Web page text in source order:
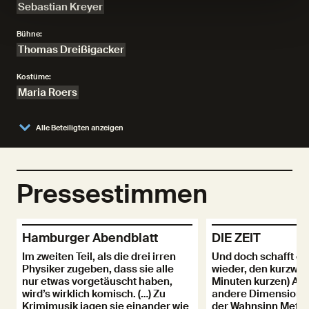
Alle Beteiligten anzeigen
Sebastian Kreyer
Bühne:
Thomas Dreißigacker
Kostüme:
Maria Roers
Pressestimmen
Hamburger Abendblatt
Im zweiten Teil, als die drei irren
Physiker zugeben, dass sie alle
nur etwas vorgetäuscht haben,
wird’s wirklich komisch. (…) Zu
Krimimusik jagen sie einander wie
DIE ZEIT
Und doch schafft
wieder, den
Minuten kurzen)
andere Dimension
der Wahnsinn